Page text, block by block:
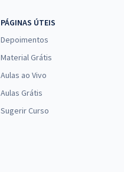
PÁGINAS ÚTEIS
Depoimentos
Material Grátis
Aulas ao Vivo
Aulas Grátis
Sugerir Curso